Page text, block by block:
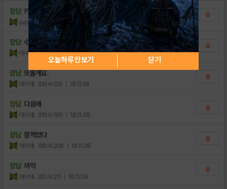
잡담 카톡 핸드폰결제현금 어떻게하면될까∂
yupemj 조회수:71 | 21.08.06
0
잡담 수고하세요
아이야i 조회수:113 | 18.11.08
0
잡담 또올게요.
아이야i 조회수:124 | 18.11.08
0
잡담 다음에
아이야i 조회수:189 | 18.11.08
0
잡담 잘먹었다
아이야i 조회수:208 | 18.11.08
0
잡담 꺼억
아이야i 조회수:211 | 18.11.08
0
오늘하루 안보기 닫기